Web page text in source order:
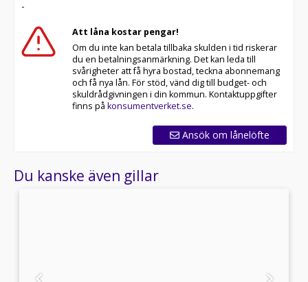
-
Att låna kostar pengar!
Om du inte kan betala tillbaka skulden i tid riskerar
du en betalningsanmärkning. Det kan leda till
svårigheter att få hyra bostad, teckna abonnemang
och få nya lån. För stöd, vänd dig till budget- och
skuldrådgivningen i din kommun. Kontaktuppgifter
finns på konsumentverket.se.
Ansök om lånelöfte
Du kanske även gillar